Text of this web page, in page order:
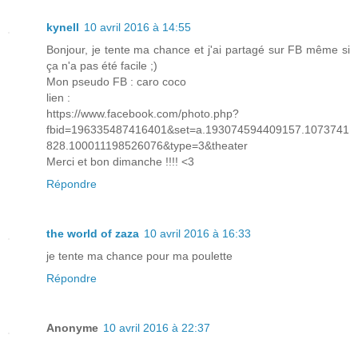
kynell 10 avril 2016 à 14:55
Bonjour, je tente ma chance et j'ai partagé sur FB même si
ça n'a pas été facile ;)
Mon pseudo FB : caro coco
lien :
https://www.facebook.com/photo.php?
fbid=196335487416401&set=a.193074594409157.1073741
828.100011198526076&type=3&theater
Merci et bon dimanche !!!! <3
Répondre
the world of zaza 10 avril 2016 à 16:33
je tente ma chance pour ma poulette
Répondre
Anonyme 10 avril 2016 à 22:37